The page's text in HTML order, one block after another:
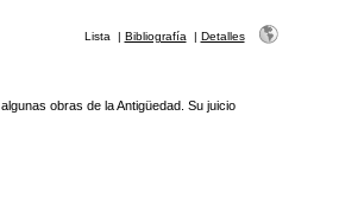
Lista | Bibliografía | Detalles
obras de la Antigüedad. Su juicio